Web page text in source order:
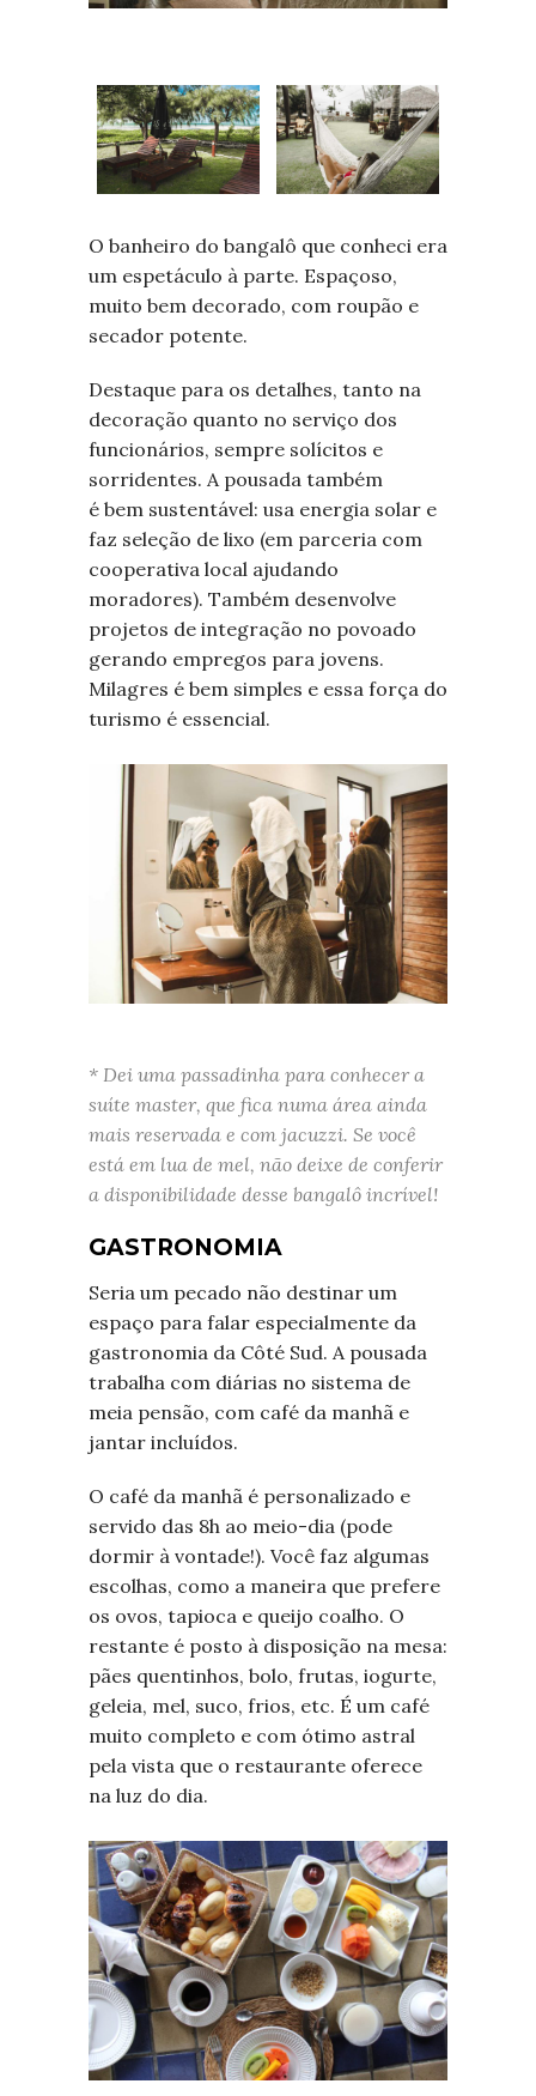
O banheiro do bangalô que conheci era
um espetáculo à parte. Espaçoso,
muito bem decorado, com roupão e
secador potente.
Destaque para os detalhes, tanto na
decoração quanto no serviço dos
funcionários, sempre solícitos e
sorridentes. A pousada também
é bem sustentável: usa energia solar e
faz seleção de lixo (em parceria com
cooperativa local ajudando
moradores). Também desenvolve
projetos de integração no povoado
gerando empregos para jovens.
Milagres é bem simples e essa força do
turismo é essencial.
* Dei uma passadinha para conhecer a
suíte master, que fica numa área ainda
mais reservada e com jacuzzi. Se você
está em lua de mel, não deixe de conferir
a disponibilidade desse bangalô incrível!
GASTRONOMIA
Seria um pecado não destinar um
espaço para falar especialmente da
gastronomia da Côté Sud. A pousada
trabalha com diárias no sistema de
meia pensão, com café da manhã e
jantar incluídos.
O café da manhã é personalizado e
servido das 8h ao meio-dia (pode
dormir à vontade!). Você faz algumas
escolhas, como a maneira que prefere
os ovos, tapioca e queijo coalho. O
restante é posto à disposição na mesa:
pães quentinhos, bolo, frutas, iogurte,
geleia, mel, suco, frios, etc. É um café
muito completo e com ótimo astral
pela vista que o restaurante oferece
na luz do dia.